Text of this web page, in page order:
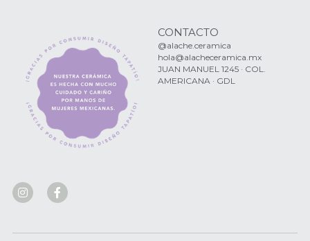
CONTACTO
@alache.ceramica
hola@alacheceramica.mx
JUAN MANUEL 1245 · COL.
AMERICANA · GDL